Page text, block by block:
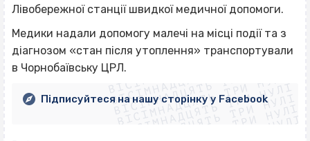
Лівобережної станції швидкої медичної допомоги.
Медики надали допомогу малечі на місці події та з
діагнозом «стан після утоплення» транспортували
в Чорнобаївську ЦРЛ.ВІСІМНАДЦЯТЬ ТРИ НУЛІ
ВІСІМНАДЦЯТЬ ТРИ НУЛІ
ВІСІМНАДЦЯТЬ ТРИ НУЛІ
ВІСІМНАДЦЯТЬ ТРИ НУЛІ
ВІСІМНАДЦЯТЬ ТРИ НУЛІ
ВІСІМНАДЦЯТЬ ТРИ НУЛІ
Підписуйтеся на нашу сторінку у Facebook